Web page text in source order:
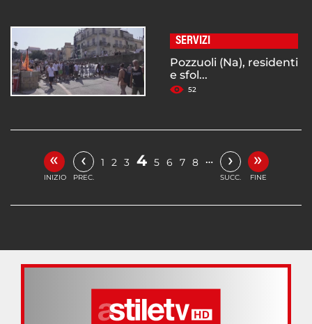
SERVIZI
Pozzuoli (Na), residenti
e sfol...
52
«
INIZIO
‹
PREC.
1 2 3 4 5 6 7 8 … ›
SUCC.
»
FINE